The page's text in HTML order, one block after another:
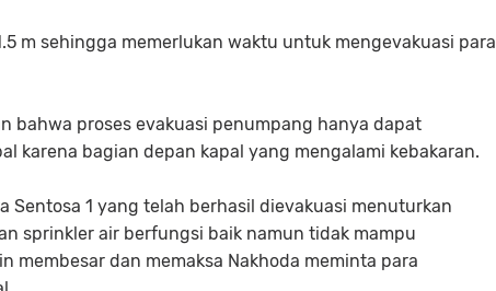
m sehingga memerlukan waktu untuk mengevakuasi para
bahwa proses evakuasi penumpang hanya dapat
karena bagian depan kapal yang mengalami kebakaran.
Sentosa 1 yang telah berhasil dievakuasi menuturkan
sprinkler air berfungsi baik namun tidak mampu
membesar dan memaksa Nakhoda meminta para